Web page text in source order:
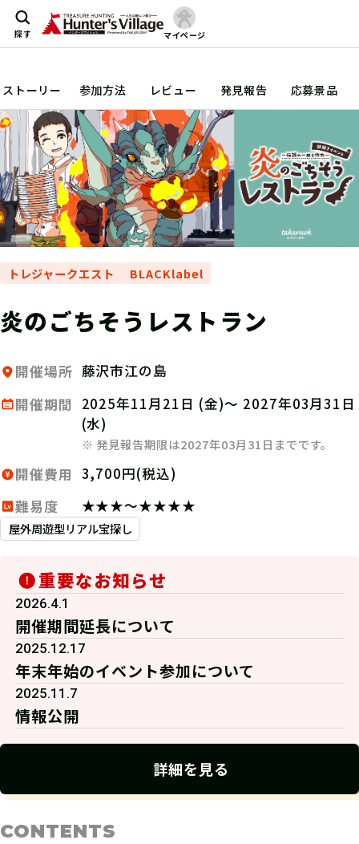
探す マイページ
ストーリー 参加方法 レビュー 発見報告 応募景品
トレジャークエスト BLACKlabel
炎のごちそうレストラン
開催場所 藤沢市江の島
開催期間
2025年11月21日 (金)～ 2027年03月31日
(水)
※ 発見報告期限は2027年03月31日までです。
開催費用 3,700円(税込)
難易度
★★★～★★★★
屋外周遊型リアル宝探し
重要なお知らせ
2026.4.1
開催期間延長について
2025.12.17
年末年始のイベント参加について
2025.11.7
情報公開
詳細を見る
CONTENTS